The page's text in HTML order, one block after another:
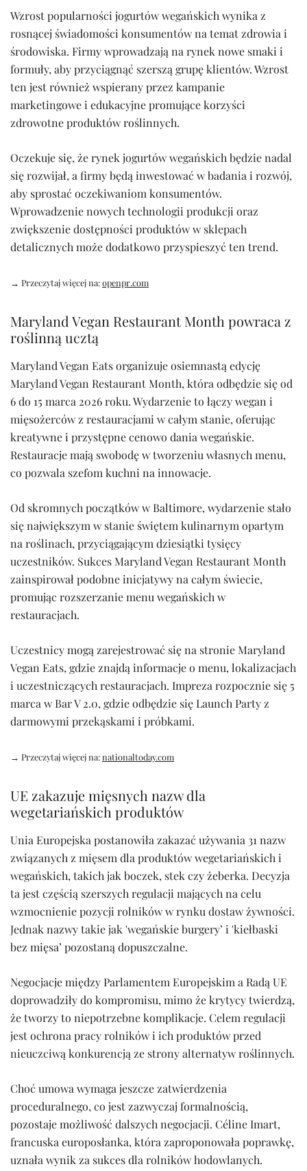
Wzrost popularności jogurtów wegańskich wynika z
rosnącej świadomości konsumentów na temat zdrowia i
środowiska. Firmy wprowadzają na rynek nowe smaki i
formuły, aby przyciągnąć szerszą grupę klientów. Wzrost
ten jest również wspierany przez kampanie
marketingowe i edukacyjne promujące korzyści
zdrowotne produktów roślinnych.
Oczekuje się, że rynek jogurtów wegańskich będzie nadal
się rozwijał, a firmy będą inwestować w badania i rozwój,
aby sprostać oczekiwaniom konsumentów.
Wprowadzenie nowych technologii produkcji oraz
zwiększenie dostępności produktów w sklepach
detalicznych może dodatkowo przyspieszyć ten trend.
→ Przeczytaj więcej na:openpr.com
Maryland Vegan Restaurant Month powraca z
roślinną ucztą
Maryland Vegan Eats organizuje osiemnastą edycję
Maryland Vegan Restaurant Month, która odbędzie się od
6 do 15 marca 2026 roku. Wydarzenie to łączy wegan i
mięsożerców z restauracjami w całym stanie, oferując
kreatywne i przystępne cenowo dania wegańskie.
Restauracje mają swobodę w tworzeniu własnych menu,
co pozwala szefom kuchni na innowacje.
Od skromnych początków w Baltimore, wydarzenie stało
się największym w stanie świętem kulinarnym opartym
na roślinach, przyciągającym dziesiątki tysięcy
uczestników. Sukces Maryland Vegan Restaurant Month
zainspirował podobne inicjatywy na całym świecie,
promując rozszerzanie menu wegańskich w
restauracjach.
Uczestnicy mogą zarejestrować się na stronie Maryland
Vegan Eats, gdzie znajdą informacje o menu, lokalizacjach
i uczestniczących restauracjach. Impreza rozpocznie się 5
marca w Bar V 2.0, gdzie odbędzie się Launch Party z
darmowymi przekąskami i próbkami.
→ Przeczytaj więcej na:nationaltoday.com
UE zakazuje mięsnych nazw dla
wegetariańskich produktów
Unia Europejska postanowiła zakazać używania 31 nazw
związanych z mięsem dla produktów wegetariańskich i
wegańskich, takich jak boczek, stek czy żeberka. Decyzja
ta jest częścią szerszych regulacji mających na celu
wzmocnienie pozycji rolników w rynku dostaw żywności.
Jednak nazwy takie jak 'wegańskie burgery’ i 'kiełbaski
bez mięsa’ pozostaną dopuszczalne.
Negocjacje między Parlamentem Europejskim a Radą UE
doprowadziły do kompromisu, mimo że krytycy twierdzą,
że tworzy to niepotrzebne komplikacje. Celem regulacji
jest ochrona pracy rolników i ich produktów przed
nieuczciwą konkurencją ze strony alternatyw roślinnych.
Choć umowa wymaga jeszcze zatwierdzenia
proceduralnego, co jest zazwyczaj formalnością,
pozostaje możliwość dalszych negocjacji. Céline Imart,
francuska europosłanka, która zaproponowała poprawkę,
uznała wynik za sukces dla rolników hodowlanych.